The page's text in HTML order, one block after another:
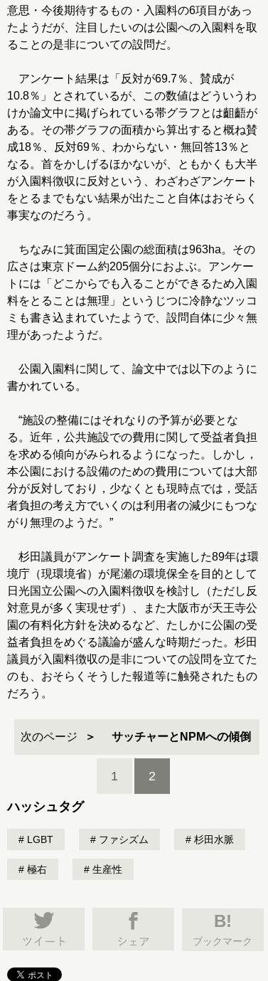
意思・今後期待するもの・入園料の6項目があっ
たようだが、注目したいのは公園への入園料を取
ることの是非についての設問だ。
アンケート結果は「反対が69.7％、賛成が
10.8％」とされているが、この数値はどういうわ
けか論文中に掲げられている帯グラフとは齟齬が
ある。その帯グラフの面積から算出すると概ね賛
成18％、反対69％、わからない・無回答13％と
なる。首をかしげるほかないが、ともかくも大半
が入園料徴収に反対という、わざわざアンケート
をとるまでもない結果が出たこと自体はおそらく
事実なのだろう。
ちなみに箕面国定公園の総面積は963ha。その
広さは東京ドーム約205個分におよぶ。アンケー
トには「どこからでも入ることができるため入園
料をとることは無理」というじつに冷静なツッコ
ミも書き込まれていたようで、設問自体に少々無
理があったようだ。
公園入園料に関して、論文中では以下のように
書かれている。
“施設の整備にはそれなりの予算が必要とな
る。近年，公共施設での費用に関して受益者負担
を求める傾向がみられるようになった。しかし，
本公園における設備のための費用については大部
分が反対しており，少なくとも現時点では，受話
者負担の考え方でいくのは利用者の減少にもつな
がり無理のようだ。”
杉田議員がアンケート調査を実施した89年は環
境庁（現環境省）が尾瀬の環境保全を目的として
日光国立公園への入園料徴収を検討し（ただし反
対意見が多く実現せず）、また大阪市が天王寺公
園の有料化方針を決めるなど、たしかに公園の受
益者負担をめぐる議論が盛んな時期だった。杉田
議員が入園料徴収の是非についての設問を立てた
のも、おそらくそうした報道等に触発されたもの
だろう。
次のページ サッチャーとNPMへの傾倒
1 2
ハッシュタグ
LGBT ファシズム 杉田水脈
極右 生産性
B!
ブックマーク